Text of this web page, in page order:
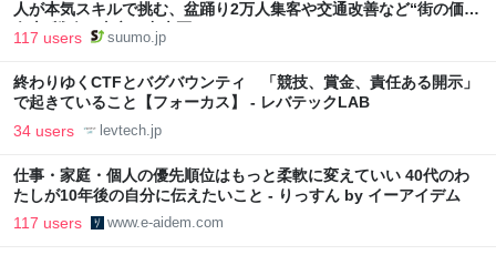
人が本気スキルで挑む、盆踊り2万人集客や交通改善など“街の価値
向上”戦略 東京・中央区
117 users suumo.jp
終わりゆくCTFとバグバウンティ 「競技、賞金、責任ある開示」
で起きていること【フォーカス】 - レバテックLAB
34 users levtech.jp
仕事・家庭・個人の優先順位はもっと柔軟に変えていい 40代のわ
たしが10年後の自分に伝えたいこと - りっすん by イーアイデム
117 users www.e-aidem.com